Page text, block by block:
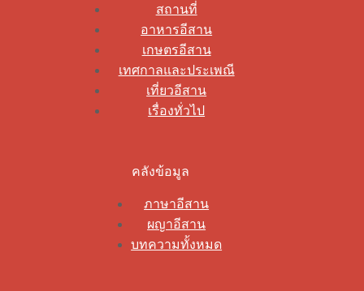
สถานที่
อาหารอีสาน
เกษตรอีสาน
เทศกาลและประเพณี
เที่ยวอีสาน
เรื่องทั่วไป
คลังข้อมูล
ภาษาอีสาน
ผญาอีสาน
บทความทั้งหมด